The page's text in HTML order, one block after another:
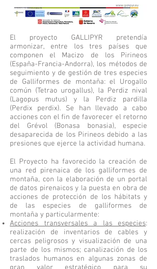
El proyecto GALLIPYR pretendía
armonizar, entre los tres países que
componen el Macizo de los Pirineos
(España-Francia-Andorra), los métodos de
seguimiento y de gestión de tres especies
de Galliformes de montaña: el Urogallo
común (Tetrao urogallus), la Perdiz nival
(Lagopus mutus) y la Perdiz pardilla
(Perdix perdix). Se han llevado a cabo
acciones con el fin de favorecer el retorno
del Grévol (Bonasa bonasia), especie
desaparecida de los Pirineos debido a las
presiones que ejerce la actividad humana.
El Proyecto ha favorecido la creación de
una red pirenaica de los galliformes de
montaña, con la elaboración de un portal
de datos pirenaicos y la puesta en obra de
acciones de protección de los hábitats y
de las especies de galliformes de
montaña y particularmente:
Acciones transversales a las especies:
realización de inventarios de cables y
cercas peligrosos y visualización de una
parte de los mismos; canalización de los
traslados humanos en algunas zonas de